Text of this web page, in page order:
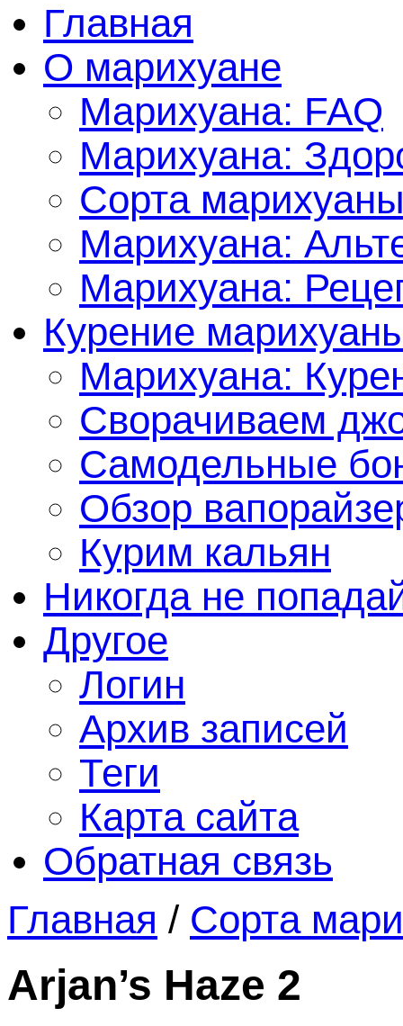
Главная
О марихуане
Марихуана: FAQ
Марихуана:
Сорта
Марихуана:
Марихуана:
Курение
Марихуана:
Сворачиваем
Самодельные
Обзор
Курим кальян
Никогда не
Другое
Логин
Архив записей
Теги
Карта сайта
Обратная связь
Главная / Сорта
Arjan’s Haze 2